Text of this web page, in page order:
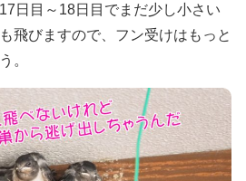
日目～18日目でまだ少し小さい
飛びますので、フン受けはもっと
。